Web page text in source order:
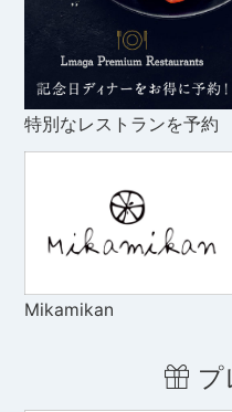
特別なレストランを予約
Mikamikan
プ